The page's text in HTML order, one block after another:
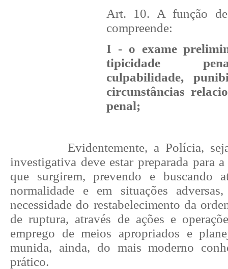
Art. 10. A função
compreende:
I - o exame
tipicidade
culpabilidade,
circunstâncias
penal;
Evidentemente, a Polícia,
investigativa deve estar preparada para
que surgirem, prevendo e buscando
normalidade e em situações
necessidade do restabelecimento da
de ruptura, através de ações e
emprego de meios apropriados e
munida, ainda, do mais moderno
prático.